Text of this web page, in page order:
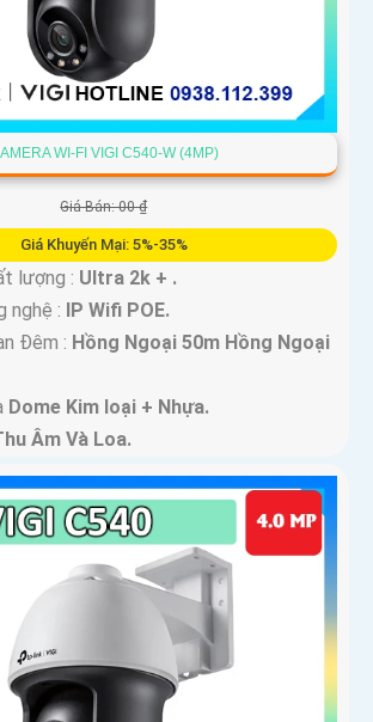
WI-FI VIGI C540-W (4MP)
Giá Bán: 00 ₫
Giá Khuyến Mại: 5%-35%
️
lượng : Ultra 2k + .
nghệ : IP Wifi POE.
Đêm : Hồng Ngoại 50m Hồng Ngoại
Dome Kim loại + Nhựa.
Âm Và Loa.